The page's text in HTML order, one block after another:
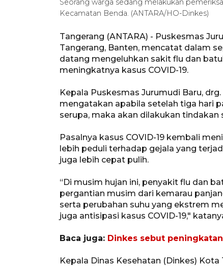
Seorang warga sedang melakukan
Kecamatan Benda. (ANTARA/HO-Dinkes)
Tangerang (ANTARA) - Puskesmas
Tangerang, Banten, mencatat dalam
datang mengeluhkan sakit flu dan
meningkatnya kasus COVID-19.
Kepala Puskesmas Jurumudi Baru,
mengatakan apabila setelah tiga hari
serupa, maka akan dilakukan tindakan
Pasalnya kasus COVID-19 kembali
lebih peduli terhadap gejala yang
juga lebih cepat pulih.
“Di musim hujan ini, penyakit flu dan
pergantian musim dari kemarau
serta perubahan suhu yang ekstrem
juga antisipasi kasus COVID-19,"
Baca juga: Dinkes sebut
Kepala Dinas Kesehatan (Dinkes)